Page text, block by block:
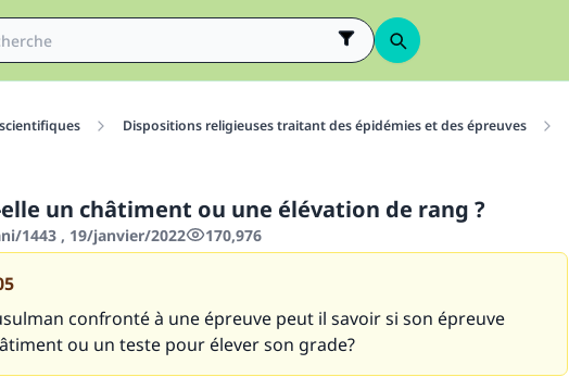
Dispositions religieuses traitant des épidémies et des épreuves
elle un châtiment ou une élévation de rang ?
1443 , 19/janvier/2022 170,976
confronté à une épreuve peut il savoir si son épreuve
ou un teste pour élever son grade?